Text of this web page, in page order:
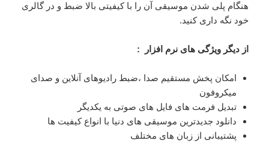
هنگام پلی شدن موسیقی آن را با کیفیتی بالا ضبط و در گالری
خود نگه داری کنید.
از دیگر ویژگی های نرم افزار :
امکان پخش مستقیم صدا ،ضبط رادیوهای آنلاین و صدای
میکروفون
تبدیل فرمت های فایل های صوتی به یکدیگر
دانلود جدیدترین موسیقی های دنیا با انواع کیفیت ها
پشتیبانی از زبان های مختلف